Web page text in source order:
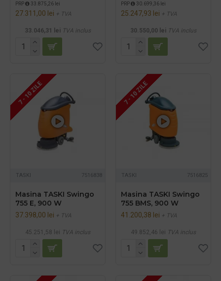
PRP 33.875,26 lei
27.311,00 lei + TVA
33.046,31 lei TVA inclus
PRP 30.699,36 lei
25.247,93 lei + TVA
30.550,00 lei TVA inclus
7 - 10 ZILE
TASKI 7516838
Masina TASKI Swingo
755 E, 900 W
37.398,00 lei + TVA
45.251,58 lei TVA inclus
7 - 10 ZILE
TASKI 7516825
Masina TASKI Swingo
755 BMS, 900 W
41.200,38 lei + TVA
49.852,46 lei TVA inclus